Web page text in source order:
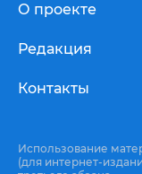
О проекте
Редакция
Контакты
Использование
(для интернет-